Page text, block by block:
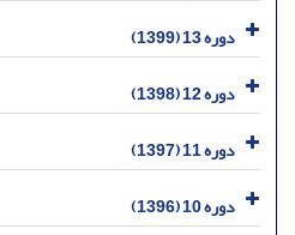
دوره 13 (1399)
دوره 12 (1398)
دوره 11 (1397)
دوره 10 (1396)